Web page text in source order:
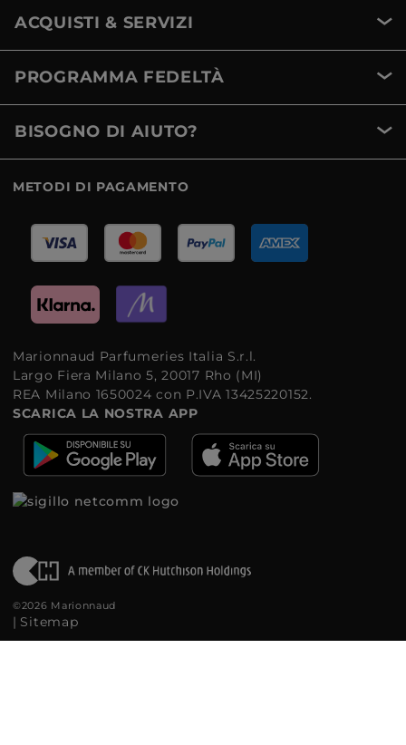
ACQUISTI & SERVIZI
PROGRAMMA FEDELTÀ
BISOGNO DI AIUTO?
METODI DI PAGAMENTO
Marionnaud Parfumeries Italia S.r.l.
Largo Fiera Milano 5, 20017 Rho (MI)
REA Milano 1650024 con P.IVA 13425220152.
SCARICA LA NOSTRA APP
©2026 Marionnaud
| Sitemap